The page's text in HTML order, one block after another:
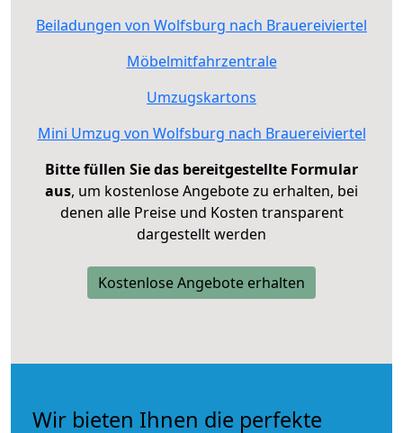
Beiladungen von Wolfsburg nach Brauereiviertel
Möbelmitfahrzentrale
Umzugskartons
Mini Umzug von Wolfsburg nach Brauereiviertel
Bitte füllen Sie das bereitgestellte Formular
aus, um kostenlose Angebote zu erhalten, bei
denen alle Preise und Kosten transparent
dargestellt werden
Kostenlose Angebote erhalten
Wir bieten Ihnen die perfekte